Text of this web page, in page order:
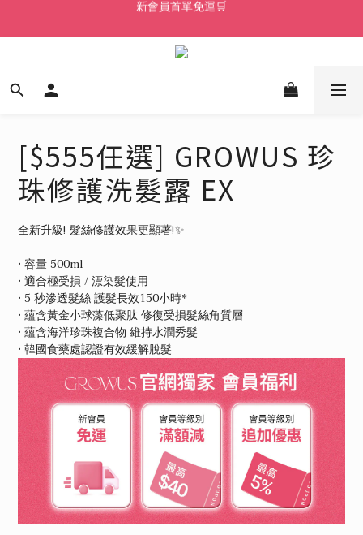
新會員首單免運🛒
🔥 Olive Young 熱賣商品｜珍珠柔順修護髮膜
Welcome! 加入會員，享專屬優惠 🎁
[$555任選] GROWUS 珍
珠修護洗髮露 EX
全新升級! 髮絲修護效果更顯著!✨
• 容量 500ml
• 適合極受損 / 漂染髮使用
• 5 秒滲透髮絲 護髮長效150小時*
• 蘊含黃金小球藻低聚肽 修復受損髮絲角質層
• 蘊含海洋珍珠複合物 維持水潤秀髮
• 韓國食藥處認證有效緩解脫髮